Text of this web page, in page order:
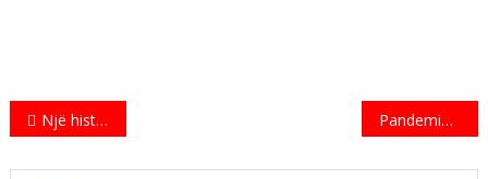
Indlægsnavigation
Një histori suksesi në Danimarkë Pandemia në Danimarkë, thuajse jashtë kontrolli